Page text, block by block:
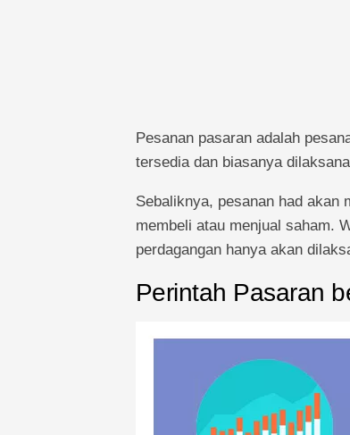
Pesanan pasaran adalah
tersedia dan biasanya
Sebaliknya, pesanan had akan
membeli atau menjual saham.
perdagangan hanya akan
Perintah Pasaran